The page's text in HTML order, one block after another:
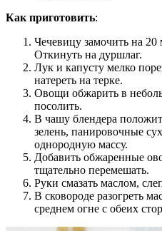
Как приготовить:
Чечевицу замочить на
Откинуть на дуршлаг.
Лук и капусту мелко
натереть на терке.
Овощи обжарить в
посолить.
В чашу блендера
зелень, панировочные
однородную массу.
Добавить обжаренные
тщательно перемешать.
Руки смазать маслом,
В сковороде разогреть
среднем огне с обеих